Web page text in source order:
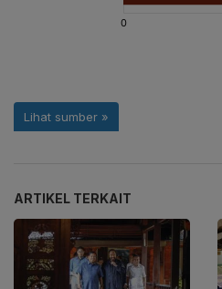
ARTIKEL TERKAIT